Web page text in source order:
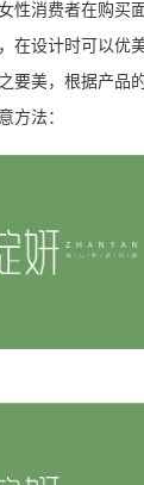
性消费者在购买
在设计时可以优
要美，根据产品
方法：